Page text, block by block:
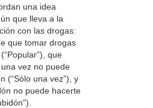
una idea
que lleva a la
con las drogas:
que tomar drogas
que
vez no puede
(“Sólo una vez”), y
no puede hacerte